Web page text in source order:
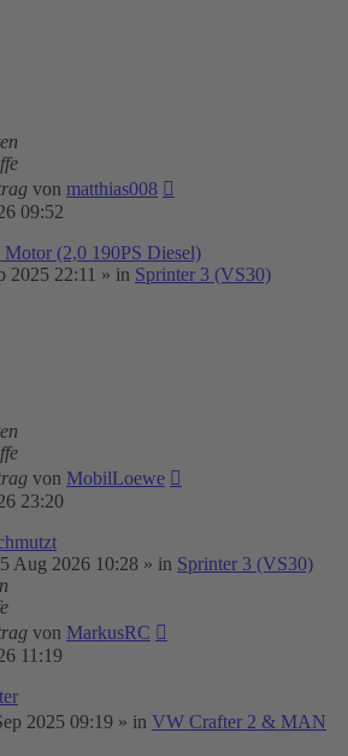
von matthias008
09:52
(2,0 190PS Diesel)
2025 22:11 » in Sprinter 3 (VS30)
von MobilLoewe
23:20
Aug 2026 10:28 » in Sprinter 3 (VS30)
von MarkusRC
11:19
2025 09:19 » in VW Crafter 2 & MAN